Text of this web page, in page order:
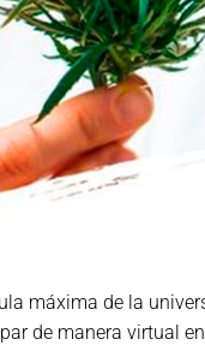
máxima de la
de manera virtual